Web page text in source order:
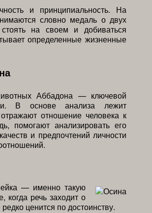
и принципиальность. На
словно медаль о двух
на своем и добиваться
определенные жизненные
Аббадона — ключевой
В основе анализа лежит
отношение человека к
помогают анализировать его
и предпочтений личности
— именно такую
когда речь заходит о
ценится по достоинству.